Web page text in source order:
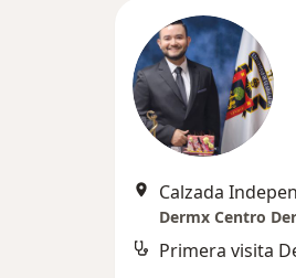
Dermx Centro
Primera visita